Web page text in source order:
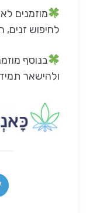
מוזמנים
לחיפוש זנים,
בנוסף
ולהישאר